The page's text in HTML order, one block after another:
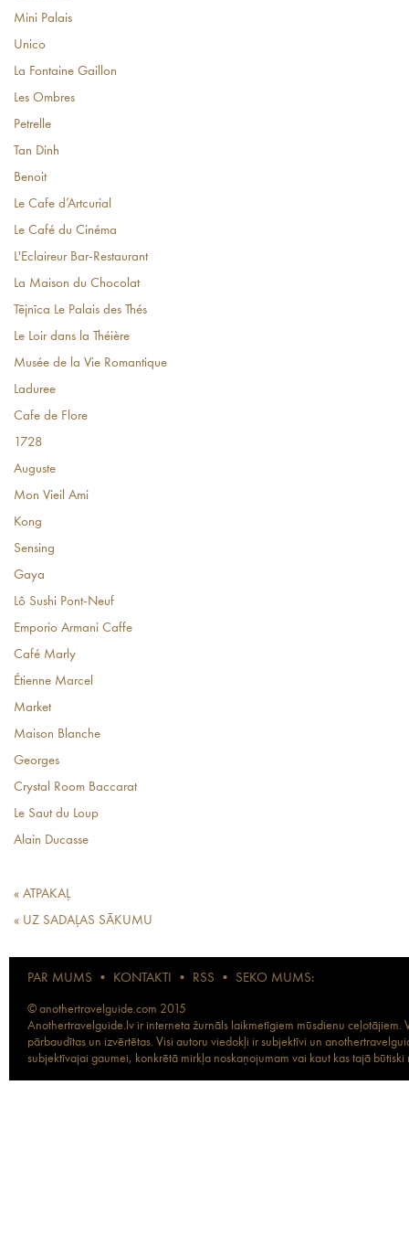
Mini Palais
Unico
La Fontaine Gaillon
Les Ombres
Petrelle
Tan Dinh
Benoit
Le Cafe d’Artcurial
Le Café du Cinéma
L'Eclaireur Bar-Restaurant
La Maison du Chocolat
Tējnīca Le Palais des Thés
Le Loir dans la Théière
Musée de la Vie Romantique
Laduree
Cafe de Flore
1728
Auguste
Mon Vieil Ami
Kong
Sensing
Gaya
Lô Sushi Pont-Neuf
Emporio Armani Caffe
Café Marly
Étienne Marcel
Market
Maison Blanche
Georges
Crystal Room Baccarat
Le Saut du Loup
Alain Ducasse
« ATPAKAĻ
« UZ SADAĻAS SĀKUMU
PAR MUMS • KONTAKTI • RSS • SEKO MUMS:
© anothertravelguide.com 2015
Anothertravelguide.lv ir interneta žurnāls laikmetīgiem mūsdienu
pārbaudītas un izvērtētas. Visi autoru viedokļi ir subjektīvi un
subjektīvajai gaumei, konkrētā mirkļa noskaņojumam vai kaut kas tajā